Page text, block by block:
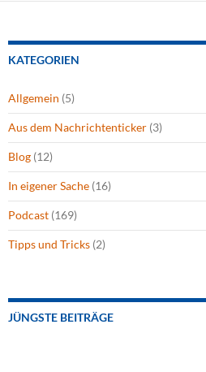
KATEGORIEN
Allgemein (5)
Aus dem Nachrichtenticker (3)
Blog (12)
In eigener Sache (16)
Podcast (169)
Tipps und Tricks (2)
JÜNGSTE BEITRÄGE